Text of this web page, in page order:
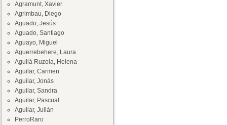
Agramunt, Xavier
Agrimbau, Diego
Aguado, Jesús
Aguado, Santiago
Aguayo, Miguel
Aguerrebehere, Laura
Aguilà Ruzola, Helena
Aguilar, Carmen
Aguilar, Jonás
Aguilar, Sandra
Aguilar, Pascual
Aguilar, Julián
PerroRaro